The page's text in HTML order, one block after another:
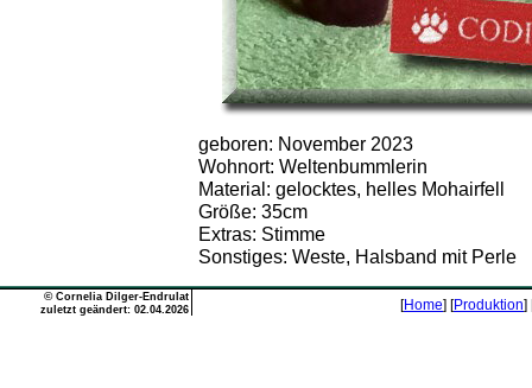
geboren: November 2023
Wohnort: Weltenbummlerin
Material: gelocktes, helles Mohairfell
Größe: 35cm
Extras: Stimme
Sonstiges: Weste, Halsband mit Perle
©Cornelia Dilger-Endrulat
zuletzt geändert: 02.04.2026
[Home] [Produktion]